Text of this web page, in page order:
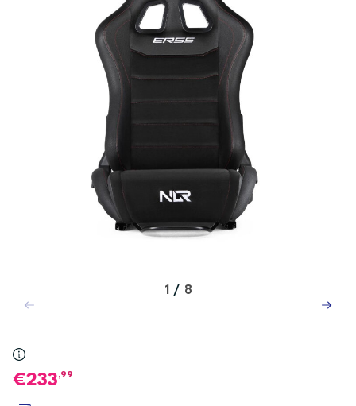
1 / 8
233,99